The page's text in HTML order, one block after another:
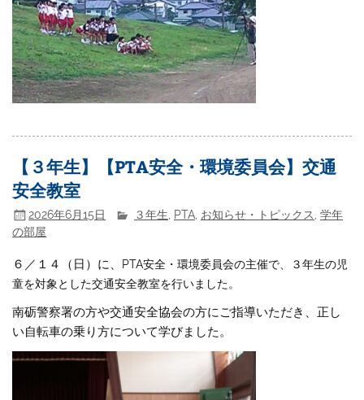
【３年生】【PTA安全・環境委員会】交通
安全教室
2026年6月15日 ３年生 PTA お知らせ・トピックス ,学年
の部屋
６／１４（日）に、 PTA安全・環境委員会の主催で、
３年生の児
童を対象とした交通安全教室を行いました。
南砺警察署の方や交通安全協会の方にご指導いただき、正し
い自転車の乗り方について学びました。